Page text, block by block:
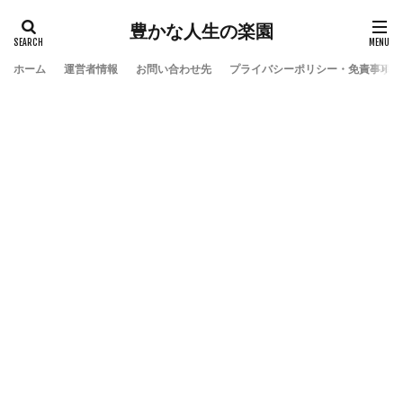
豊かな人生の楽園
ホーム 運営者情報 お問い合わせ先 プライバシーポリシー・免責事項
検索